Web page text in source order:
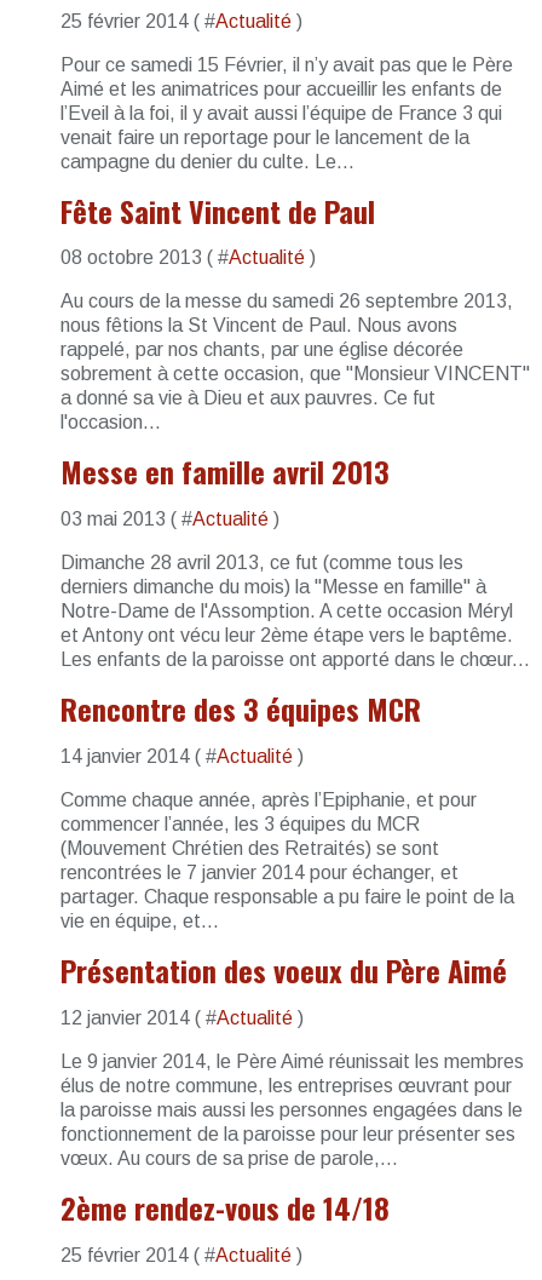
25 février 2014 ( #Actualité )
Pour ce samedi 15 Février, il n’y avait pas que le Père
Aimé et les animatrices pour accueillir les enfants de
l’Eveil à la foi, il y avait aussi l’équipe de France 3 qui
venait faire un reportage pour le lancement de la
campagne du denier du culte. Le...
Fête Saint Vincent de Paul
08 octobre 2013 ( #Actualité )
Au cours de la messe du samedi 26 septembre 2013,
nous fêtions la St Vincent de Paul. Nous avons
rappelé, par nos chants, par une église décorée
sobrement à cette occasion, que "Monsieur VINCENT"
a donné sa vie à Dieu et aux pauvres. Ce fut
l'occasion...
Messe en famille avril 2013
03 mai 2013 ( #Actualité )
Dimanche 28 avril 2013, ce fut (comme tous les
derniers dimanche du mois) la "Messe en famille" à
Notre-Dame de l'Assomption. A cette occasion Méryl
et Antony ont vécu leur 2ème étape vers le baptême.
Les enfants de la paroisse ont apporté dans le chœur...
Rencontre des 3 équipes MCR
14 janvier 2014 ( #Actualité )
Comme chaque année, après l’Epiphanie, et pour
commencer l’année, les 3 équipes du MCR
(Mouvement Chrétien des Retraités) se sont
rencontrées le 7 janvier 2014 pour échanger, et
partager. Chaque responsable a pu faire le point de la
vie en équipe, et...
Présentation des voeux du Père Aimé
12 janvier 2014 ( #Actualité )
Le 9 janvier 2014, le Père Aimé réunissait les membres
élus de notre commune, les entreprises œuvrant pour
la paroisse mais aussi les personnes engagées dans le
fonctionnement de la paroisse pour leur présenter ses
vœux. Au cours de sa prise de parole,...
2ème rendez-vous de 14/18
25 février 2014 ( #Actualité )